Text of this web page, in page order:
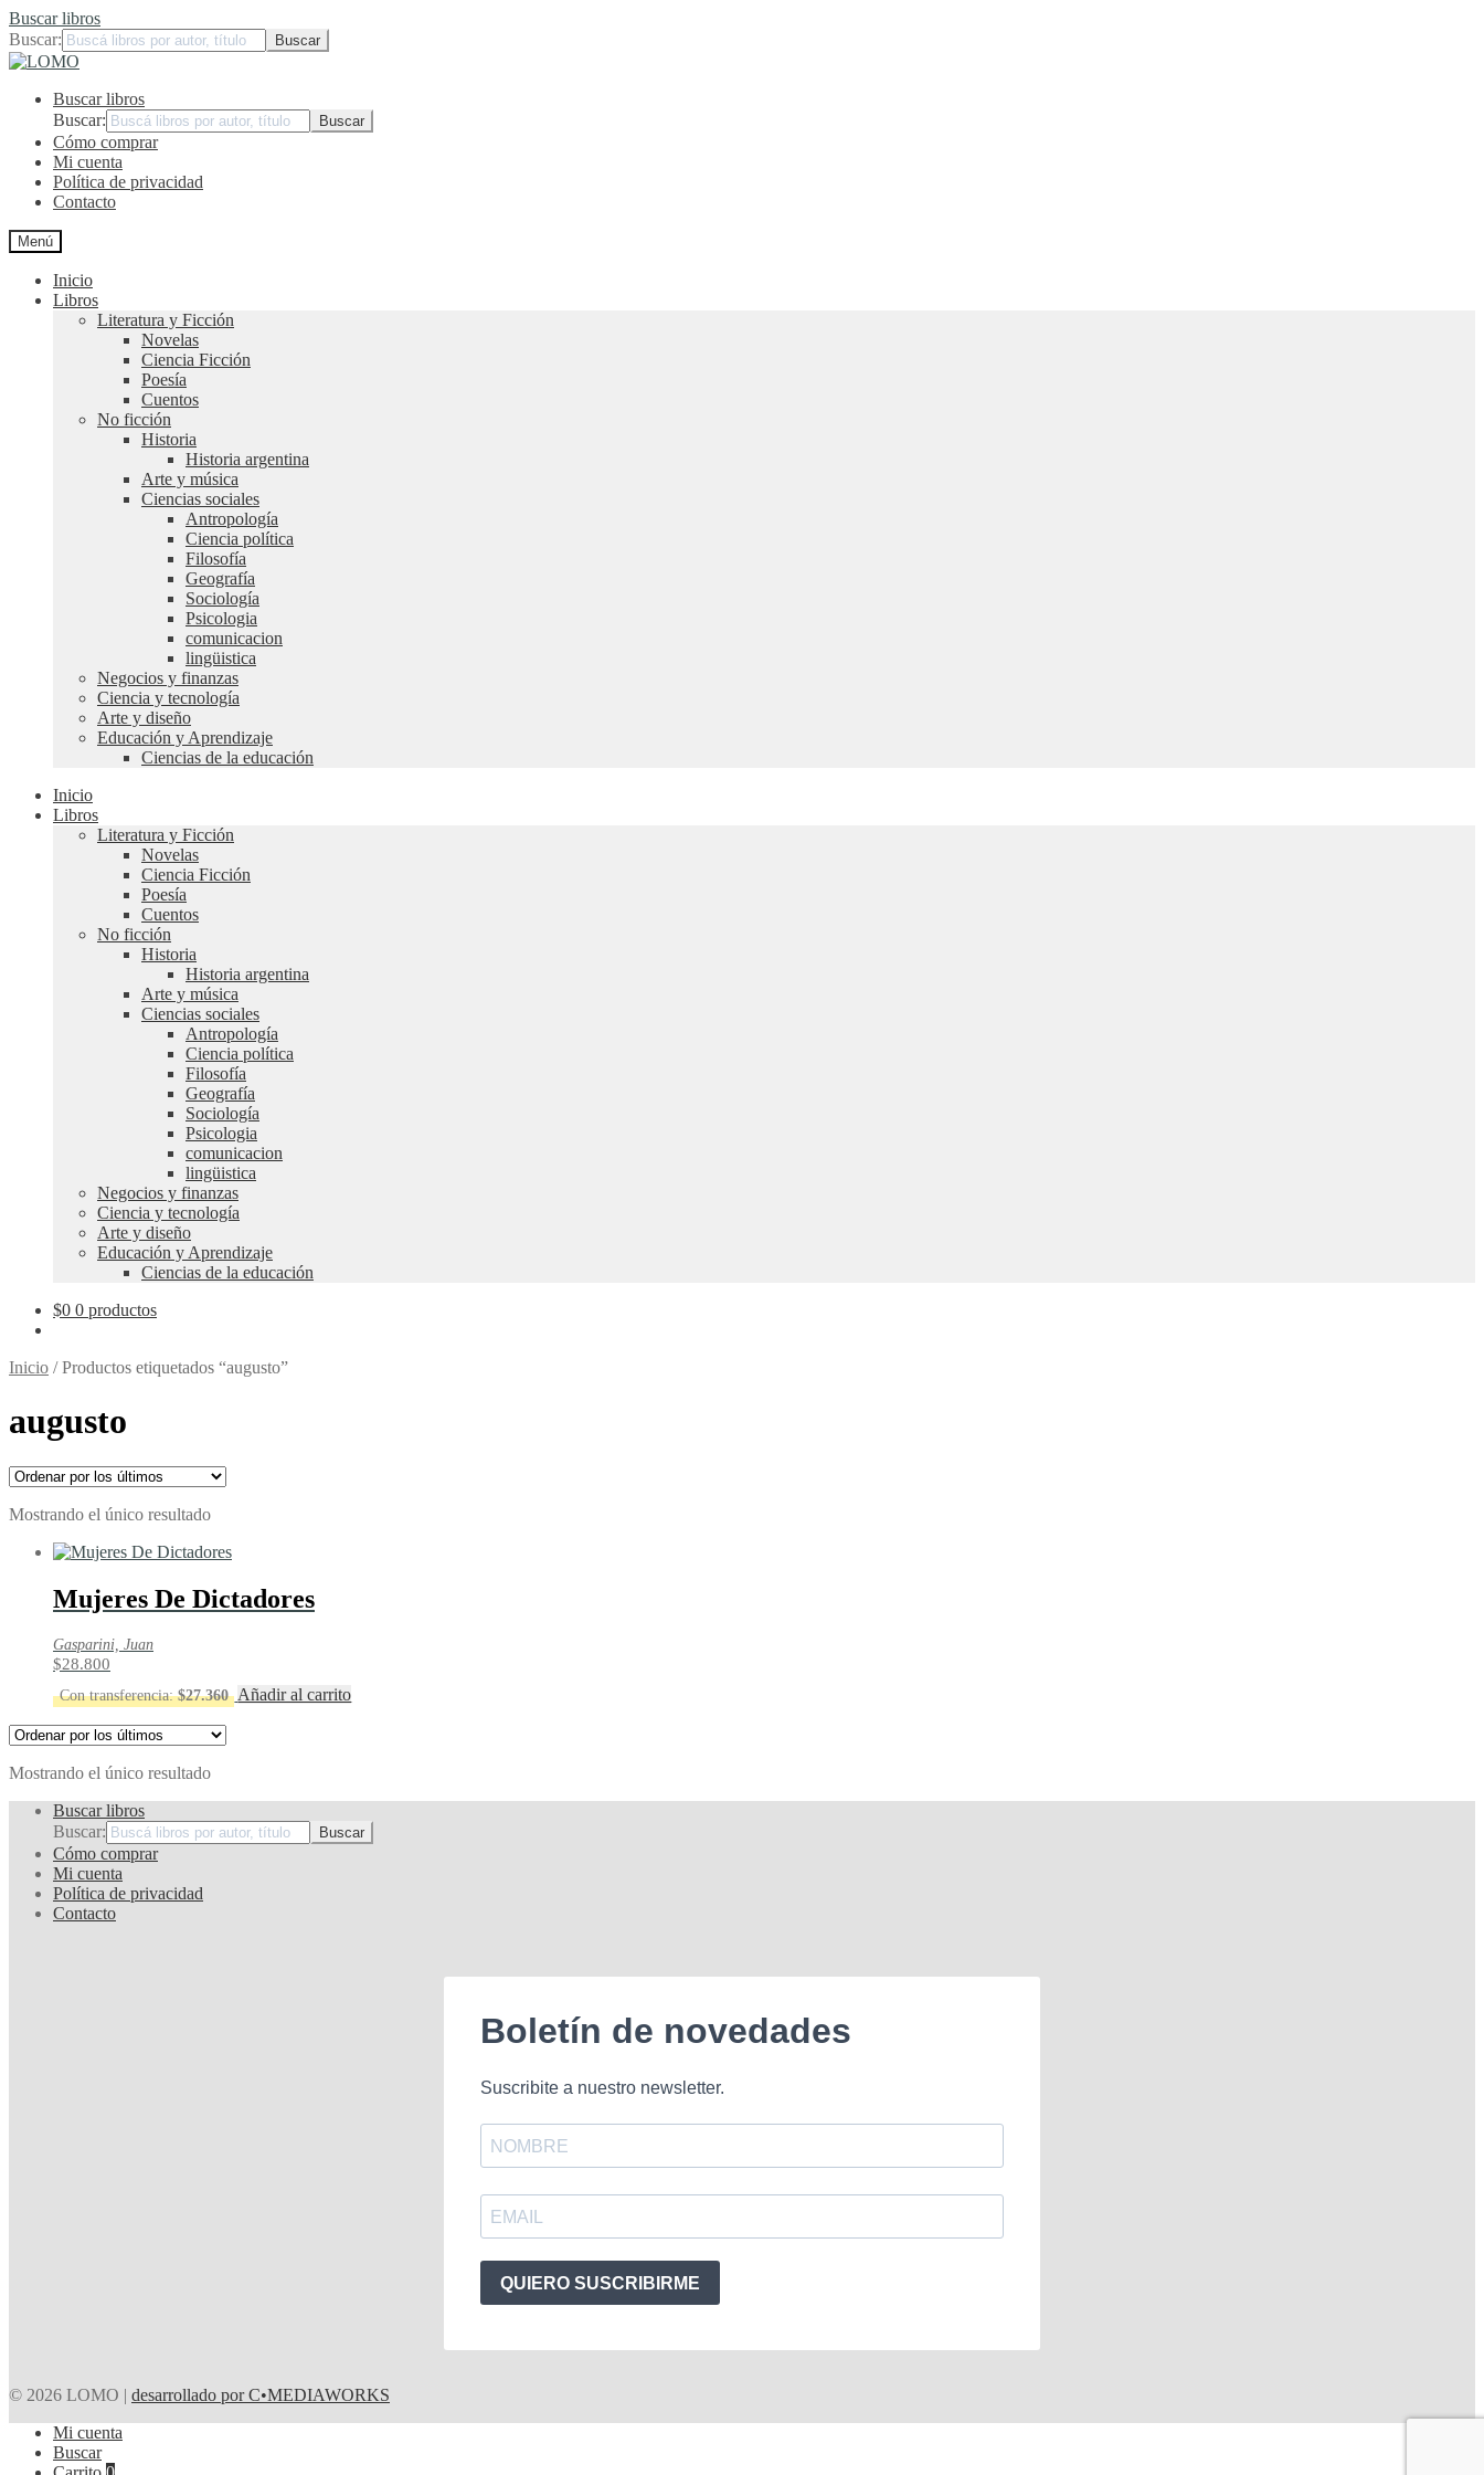
Buscar libros
Buscar:
Ir
navegación
Ir
contenidoBuscar libros
Buscar:
Cómo comprar
Mi cuenta
Política de privacidad
Contacto
Menú
Inicio
Libros
Literatura y Ficción
Novelas
Ciencia Ficción
Poesía
Cuentos
No ficción
Historia
Historia argentina
Arte y música
Ciencias sociales
Antropología
Ciencia política
Filosofía
Geografía
Sociología
Psicologia
comunicacion
lingüistica
Negocios y finanzas
Ciencia y tecnología
Arte y diseño
Educación y Aprendizaje
Ciencias de la educación
Inicio
Libros
Literatura y Ficción
Novelas
Ciencia Ficción
Poesía
Cuentos
No ficción
Historia
Historia argentina
Arte y música
Ciencias sociales
Antropología
Ciencia política
Filosofía
Geografía
Sociología
Psicologia
comunicacion
lingüistica
Negocios y finanzas
Ciencia y tecnología
Arte y diseño
Educación y Aprendizaje
Ciencias de la educación
$0 0 productos
Inicio /Productos etiquetados “augusto”
augusto
Mostrando el único resultado
Mujeres De Dictadores
Gasparini, Juan
$28.800
Con transferencia:$27.360 Añadir al carrito
Mostrando el único resultado
Buscar libros
Buscar:
Cómo comprar
Mi cuenta
Política de privacidad
Contacto
Boletín de novedades
Suscribite a nuestro newsletter.
QUIERO SUSCRIBIRME
© 2026 LOMO | desarrollado por C•MEDIAWORKS
Mi cuenta
Buscar